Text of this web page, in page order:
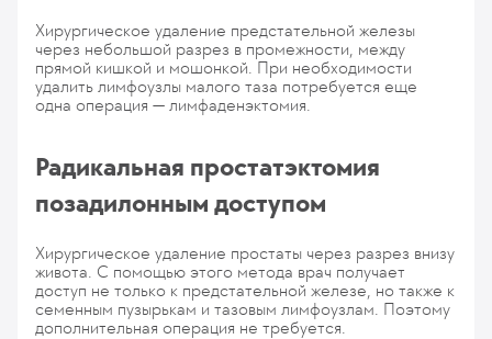
Хирургическое удаление предстательной железы
через небольшой разрез в промежности, между
прямой кишкой и мошонкой. При необходимости
удалить лимфоузлы малого таза потребуется еще
одна операция — лимфаденэктомия.
Радикальная простатэктомия
позадилонным доступом
Хирургическое удаление простаты через разрез внизу
живота. С помощью этого метода врач получает
доступ не только к предстательной железе, но также к
семенным пузырькам и тазовым лимфоузлам. Поэтому
дополнительная операция не требуется.